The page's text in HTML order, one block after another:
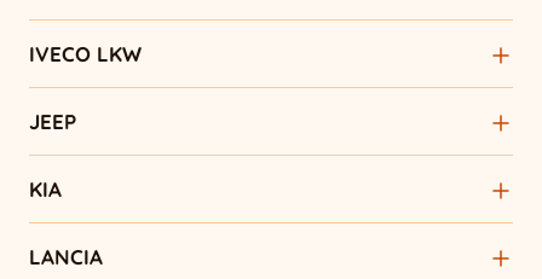
IVECO LKW
JEEP
KIA
LANCIA